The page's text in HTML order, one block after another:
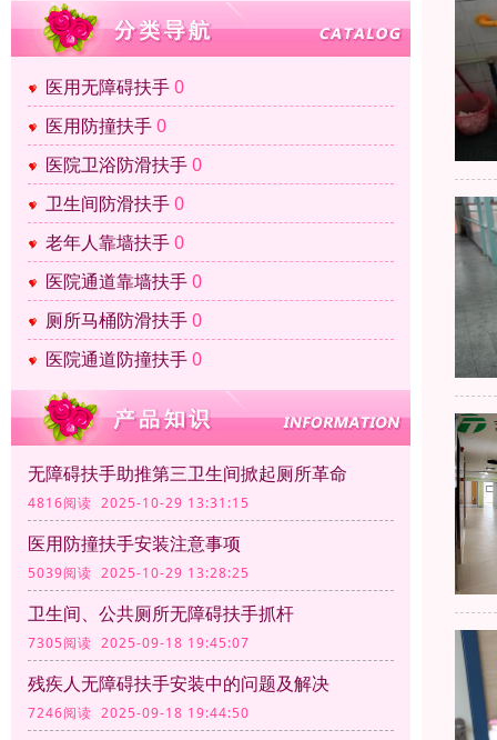
医用无障碍扶手0
医用防撞扶手0
医院卫浴防滑扶手0
卫生间防滑扶手0
老年人靠墙扶手0
医院通道靠墙扶手0
厕所马桶防滑扶手0
医院通道防撞扶手0
无障碍扶手助推第三卫生间掀起厕所革命
4816阅读 2025-10-29 13:31:15
医用防撞扶手安装注意事项
5039阅读 2025-10-29 13:28:25
卫生间、公共厕所无障碍扶手抓杆
7305阅读 2025-09-18 19:45:07
残疾人无障碍扶手安装中的问题及解决
7246阅读 2025-09-18 19:44:50